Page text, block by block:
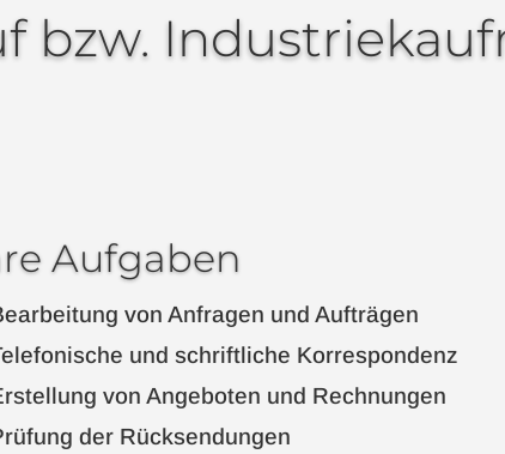
bzw.
Aufgaben
von Anfragen und Aufträgen
und schriftliche Korrespondenz
von Angeboten und Rechnungen
der Rücksendungen